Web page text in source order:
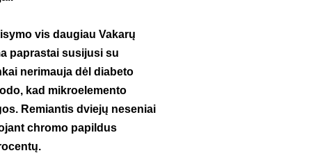
vis daugiau Vakarų
paprastai susijusi su
nerimauja dėl diabeto
kad mikroelemento
Remiantis dviejų neseniai
chromo papildus